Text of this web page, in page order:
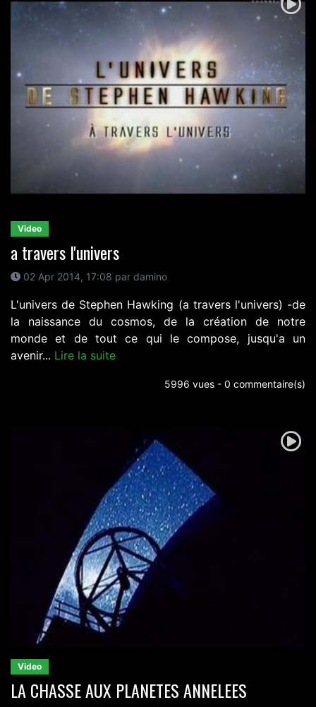
Video
a travers l'univers
02 Apr 2014, 17:08 par damino
L'univers de Stephen Hawking (a travers l'univers) -de
la naissance du cosmos, de la création de notre
monde et de tout ce qui le compose, jusqu'a un
avenir... Lire la suite
5996 vues - 0 commentaire(s)
Video
LA CHASSE AUX PLANETES ANNELEES